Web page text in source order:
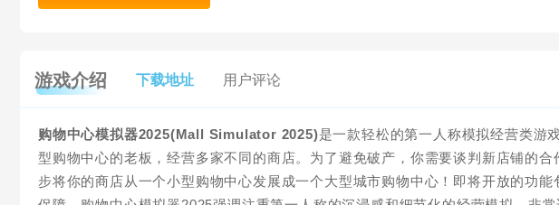
游戏介绍 下载地址 用户评论
购物中心模拟器2025(Mall Simulator 2025)是一款轻松的第一人称模拟经营类游
型购物中心的老板，经营多家不同的商店。为了避免破产，你需要谈判新店铺的
步将你的商店从一个小型购物中心发展成一个大型城市购物中心！即将开放的功